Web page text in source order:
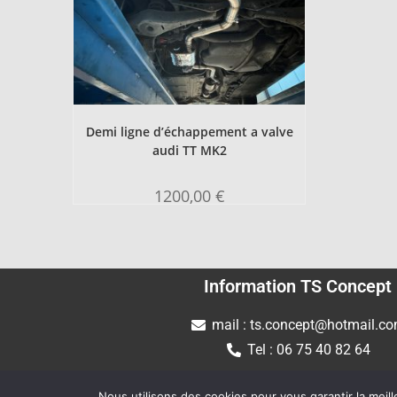
Demi ligne d’échappement a valve
audi TT MK2
1200,00 €
Information TS Concept
mail :
Tel : 06 75 40 82 64